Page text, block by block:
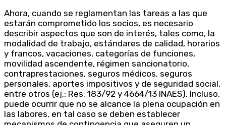
Ahora, cuando se reglamentan las tareas a las que
estarán comprometido los socios, es necesario
describir aspectos que son de interés, tales como, la
modalidad de trabajo, estándares de calidad, horarios
y francos, vacaciones, categorías de funciones,
movilidad ascendente, régimen sancionatorio,
contraprestaciones, seguros médicos, seguros
personales, aportes impositivos y de seguridad social,
entre otros (ej.: Res. 183/92 y 4664/13 INAES). Incluso,
puede ocurrir que no se alcance la plena ocupación en
las labores, en tal caso se deben establecer